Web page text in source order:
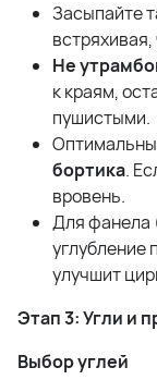
Засыпайте
Не
к краям,
пушистыми.
бортика.
вровень.
Для фанела
углубление
улучшит
Этап 3: Угли и
Выбор углей